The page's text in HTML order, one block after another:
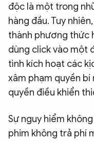
độc là một trong
hàng đầu. Tuy
thành phương thức
dùng click vào một
tình kích hoạt các
xâm phạm quyền
quyền điều khiển
Sự nguy hiểm
phim không trả phí